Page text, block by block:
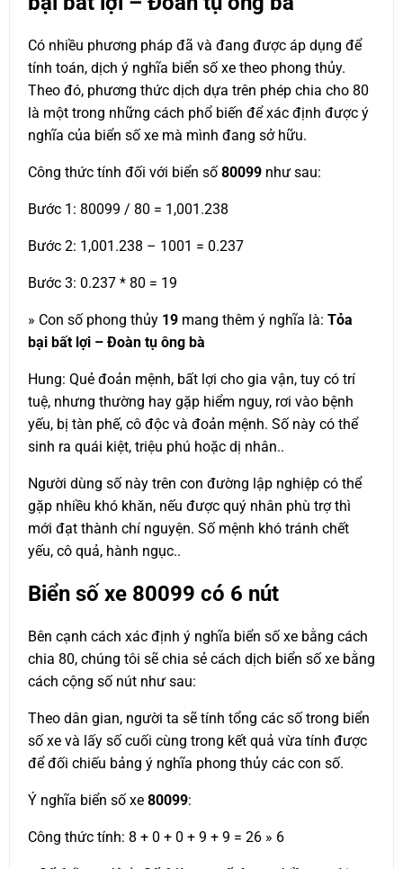
Có nhiều phương pháp đã và đang được áp dụng để
tính toán, dịch ý nghĩa biển số xe theo phong thủy.
Theo đó, phương thức dịch dựa trên phép chia cho 80
là một trong những cách phổ biến để xác định được ý
nghĩa của biển số xe mà mình đang sở hữu.
Công thức tính đối với biển số80099 như sau:
Bước 1: 80099 / 80 = 1,001.238
Bước 2: 1,001.238 – 1001 = 0.237
Bước 3: 0.237 * 80 = 19
» Con số phong thủy 19 mang thêm ý nghĩa là: Tỏa
bại bất lợi – Đoàn tụ ông bà
Hung: Quẻ đoản mệnh, bất lợi cho gia vận, tuy có trí
tuệ, nhưng thường hay gặp hiểm nguy, rơi vào bệnh
yếu, bị tàn phế, cô độc và đoản mệnh. Số này có thể
sinh ra quái kiệt, triệu phú hoặc dị nhân..
Người dùng số này trên con đường lập nghiệp có thể
gặp nhiều khó khăn, nếu được quý nhân phù trợ thì
mới đạt thành chí nguyện. Số mệnh khó tránh chết
yếu, cô quả, hành ngục..
Biển số xe 80099 có 6 nút
Bên cạnh cách xác định ý nghĩa biển số xe bằng cách
chia 80, chúng tôi sẽ chia sẻ cách dịch biển số xe bằng
cách cộng số nút như sau:
Theo dân gian, người ta sẽ tính tổng các số trong biển
số xe và lấy số cuối cùng trong kết quả vừa tính được
để đối chiếu bảng ý nghĩa phong thủy các con số.
Ý nghĩa biển số xe 80099:
Công thức tính: 8 + 0 + 0 + 9 + 9 = 26 » 6